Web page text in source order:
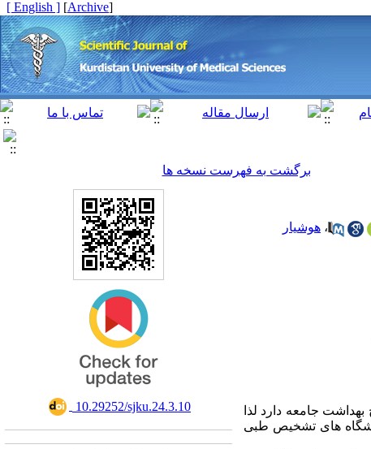
[
Archive
]
[ English ]
برگشت به فهرست نسخه ها
، هوشیار
جامعه دارد لذا
های تشخیص طبی
‎ 10.29252/sjku.24.3.10